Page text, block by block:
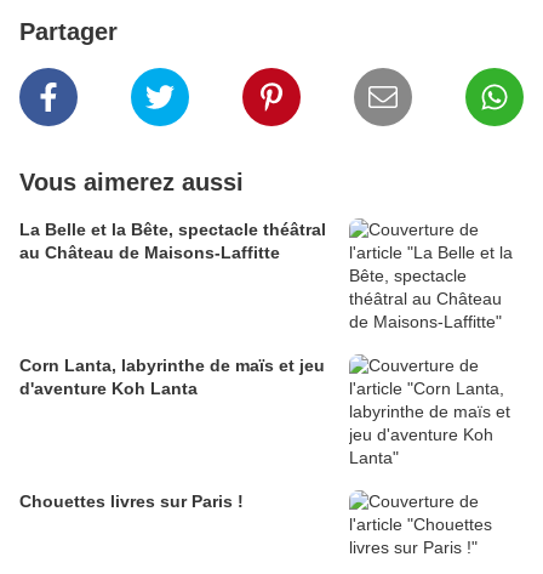
Partager
Vous aimerez aussi
La Belle et la Bête, spectacle théâtral
au Château de Maisons-Laffitte
Corn Lanta, labyrinthe de maïs et jeu
d'aventure Koh Lanta
Chouettes livres sur Paris !